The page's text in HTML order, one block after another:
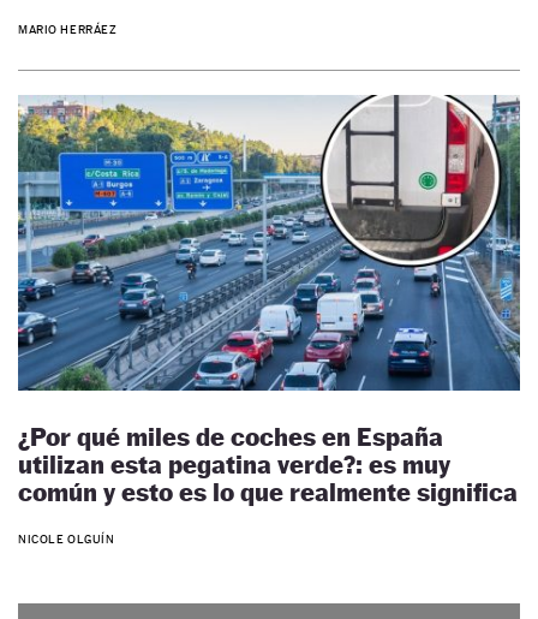
MARIO HERRÁEZ
¿Por qué miles de coches en España
utilizan esta pegatina verde?: es muy
común y esto es lo que realmente significa
NICOLE OLGUÍN